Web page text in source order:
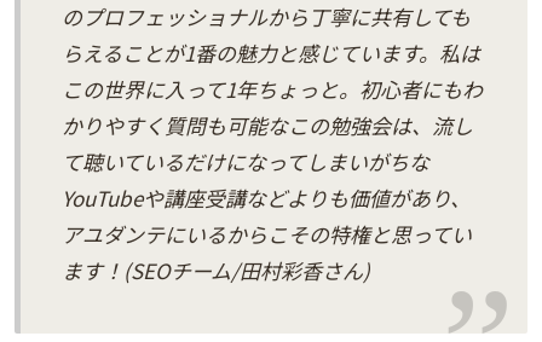
のプロフェッショナルから丁寧に共有しても
らえることが1番の魅力と感じています。私は
この世界に入って1年ちょっと。初心者にもわ
かりやすく質問も可能なこの勉強会は、流し
て聴いているだけになってしまいがちな
YouTubeや講座受講などよりも価値があり、
アユダンテにいるからこその特権と思ってい
ます！(SEOチーム/田村彩香さん)